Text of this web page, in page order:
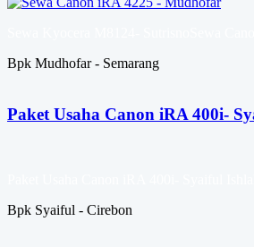
Bpk Mudhofar - Semarang
Paket Usaha Canon iRA 400i-
Bpk Syaiful - Cirebon